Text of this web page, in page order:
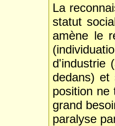
La
statut
amène le
d'industrie
dedans)
position ne
grand
paralyse